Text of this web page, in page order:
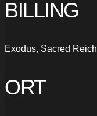
BILLING
Exodus, Sacred Reich
ORT